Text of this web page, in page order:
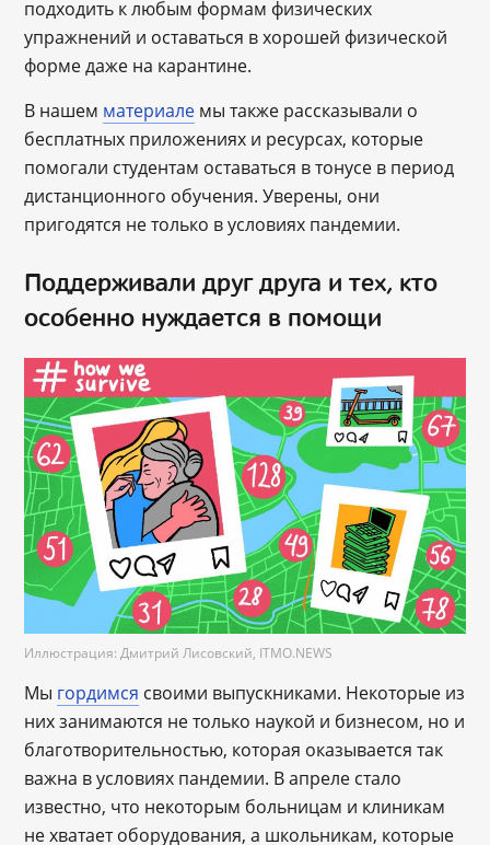
подходить к любым формам физических
упражнений и оставаться в хорошей физической
форме даже на карантине.
В нашем материале мы также рассказывали о
бесплатных приложениях и ресурсах, которые
помогали студентам оставаться в тонусе в период
дистанционного обучения. Уверены, они
пригодятся не только в условиях пандемии.
Поддерживали друг друга и тех, кто
особенно нуждается в помощи
Иллюстрация: Дмитрий Лисовский, ITMO.NEWS
Мы гордимся своими выпускниками. Некоторые из
них занимаются не только наукой и бизнесом, но и
благотворительностью, которая оказывается так
важна в условиях пандемии. В апреле стало
известно, что некоторым больницам и клиникам
не хватает оборудования, а школьникам, которые